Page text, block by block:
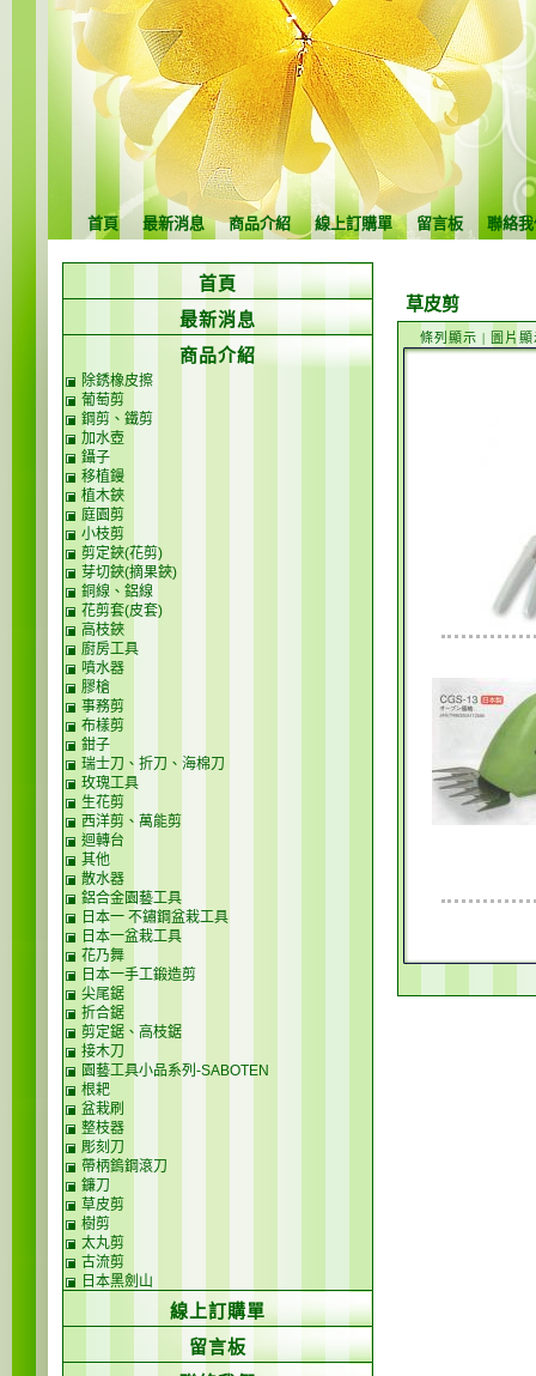
首頁 最新消息 商品介紹 線上訂購單 留言板 聯絡
草皮剪
條列顯示 | 圖片顯
首頁
最新消息
商品介紹
除銹橡皮擦
葡萄剪
鋼剪、鐵剪
加水壺
鑷子
移植鏝
植木鋏
庭園剪
小枝剪
剪定鋏(花剪)
芽切鋏(摘果鋏)
銅線、鋁線
花剪套(皮套)
高枝鋏
廚房工具
噴水器
膠槍
事務剪
布樣剪
鉗子
瑞士刀、折刀、海棉刀
玫瑰工具
生花剪
西洋剪、萬能剪
迴轉台
其他
散水器
鋁合金園藝工具
日本一 不鏽鋼盆栽工具
日本一盆栽工具
花乃舞
日本一手工鍛造剪
尖尾鋸
折合鋸
剪定鋸、高枝鋸
接木刀
園藝工具小品系列-SABOTEN
根耙
盆栽刷
整枝器
彫刻刀
帶柄鎢鋼滾刀
鐮刀
草皮剪
樹剪
太丸剪
古流剪
日本黑劍山
線上訂購單
留言板